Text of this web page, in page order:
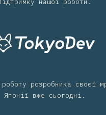
нашої роботи.
роботу розробника своєї
Японії вже сьогодні.